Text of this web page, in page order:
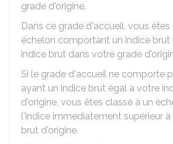
grade d'origine.
Dans ce grade d'accueil, vous êtes
échelon comportant un indice brut
indice brut dans votre grade
Si le grade d'accueil ne comporte
ayant un indice brut égal à votre
d'origine, vous êtes classé à un
l'indice immédiatement supérieur
brut d'origine.